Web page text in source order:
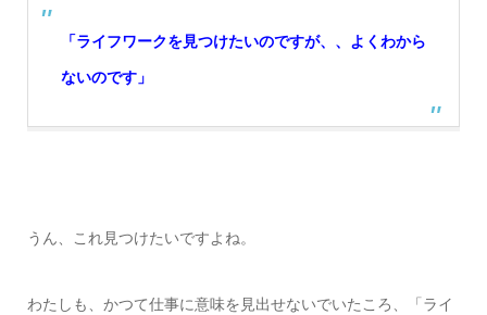
「ライフワークを見つけたいのですが、、よくわから
ないのです」
うん、これ見つけたいですよね。
わたしも、かつて仕事に意味を見出せないでいたころ、「ライ